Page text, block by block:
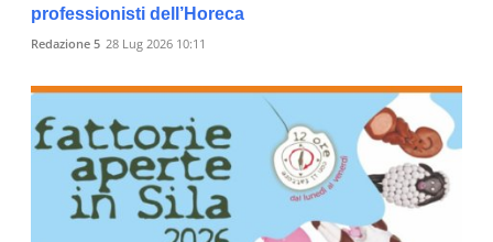
professionisti dell’Horeca
Redazione 5 28 Lug 2026 10:11